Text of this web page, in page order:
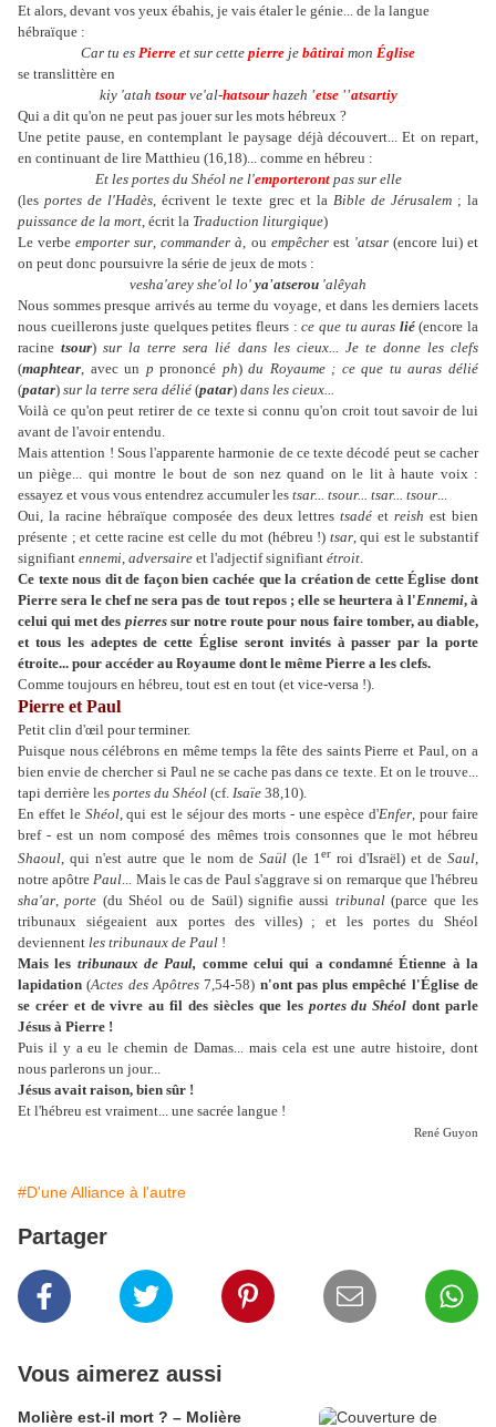
Et alors, devant vos yeux ébahis, je vais étaler le génie... de la langue
hébraïque :
Car tu es Pierre et sur cette pierre je bâtirai mon Église
se translittère en
kiy 'atah tsourve'al-hatsourhazeh 'etse ''atsartiy
Qui a dit qu'on ne peut pas jouer sur les mots hébreux ?
Une petite pause, en contemplant le paysage déjà découvert... Et on repart,
en continuant de lire Matthieu (16,18)... comme en hébreu :
Et les portes du Shéol ne l'emporterontpas sur elle
(lesportes de l'Hadès , écrivent le texte grec et la Bible de Jérusalem; la
puissance de la mort , écrit la Traduction liturgique)
Le verbeemporter sur ,commander à , ou empêcherest 'atsar(encore lui) et
on peut donc poursuivre la série de jeux de mots :
vesha'arey she'ol lo' ya'atserou 'alêyah
Nous sommes presque arrivés au terme du voyage, et dans les derniers lacets
nous cueillerons juste quelques petites fleurs :ce que tu auras lié(encore la
racinetsour)sur la terre sera lié dans les cieux... Je te donne les clefs
(maphtear , avec un p prononcé ph)du Royaume ; ce que tu auras délié
(patar) sur la terre sera délié (patar) dans les cieux...
Voilà ce qu'on peut retirer de ce texte si connu qu'on croit tout savoir de lui
avant de l'avoir entendu.
Mais attention ! Sous l'apparente harmonie de ce texte décodé peut se cacher
un piège... qui montre le bout de son nez quand on le lit à haute voix :
essayez et vous vous entendrez accumuler les tsar... tsour... tsar... tsour
Oui, la racine hébraïque composée des deux lettrestsadé etreish est bien
présente ; et cette racine est celle du mot (hébreu !) tsar, qui est le substantif
signifiant ennemi adversaire et l'adjectif signifiant étroit
Ce texte nous dit de façon bien cachée que la création de cette Église dont
Pierre sera le chef ne sera pas de tout repos ; elle se heurtera à l'Ennemi, à
celui qui met des pierres sur notre route pour nous faire tomber, au diable,
et tous les adeptes de cette Église seront invités à passer par la porte
étroite... pour accéder au Royaume dont le même Pierre a les clefs.
Comme toujours en hébreu, tout est en tout (et vice-versa !).
Pierre et Paul
Petit clin d'œil pour terminer.
Puisque nous célébrons en même temps la fête des saints Pierre et Paul, on a
bien envie de chercher si Paul ne se cache pas dans ce texte. Et on le trouve...
tapi derrière les portes du Shéol (cf. Isaïe 38,10).
En effet le Shéol, qui est le séjour des morts - une espèce d'Enfer , pour faire
bref - est un nom composé des mêmes trois consonnes que le mot hébreu
Shaoul, qui n'est autre que le nom de Saül (le 1er roi d'Israël) et de Saul,
notre apôtrePaul... Mais le cas de Paul s'aggrave si on remarque que l'hébreu
sha'ar,porte (du Shéol ou de Saül) signifie aussi tribunal(parce que les
tribunaux siégeaient aux portes des villes) ; et les portes du Shéol
deviennent les tribunaux de Paul !
Mais les tribunaux de Paul, comme celui qui a condamné Étienne à la
lapidation (Actes des Apôtres7,54-58) n'ont pas plus empêché l'Église de
se créer et de vivre au fil des siècles que les portes du Shéol dont parle
Jésus à Pierre !
Puis il y a eu le chemin de Damas... mais cela est une autre histoire, dont
nous parlerons un jour...
Jésus avait raison, bien sûr !
Et l'hébreu est vraiment... une sacrée langue !
René Guyon
#D'une Alliance à l'autre
Partager
Vous aimerez aussi
Molière est-il mort ? – Molière